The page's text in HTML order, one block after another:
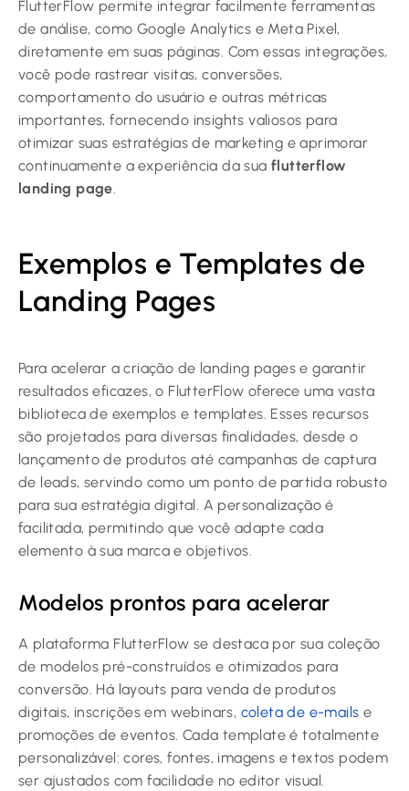
FlutterFlow permite integrar facilmente ferramentas
de análise, como Google Analytics e Meta Pixel,
diretamente em suas páginas. Com essas integrações,
você pode rastrear visitas, conversões,
comportamento do usuário e outras métricas
importantes, fornecendo insights valiosos para
otimizar suas estratégias de marketing e aprimorar
continuamente a experiência da sua flutterflow
landing page.
Exemplos e Templates de
Landing Pages
Para acelerar a criação de landing pages e garantir
resultados eficazes, o FlutterFlow oferece uma vasta
biblioteca de exemplos e templates. Esses recursos
são projetados para diversas finalidades, desde o
lançamento de produtos até campanhas de captura
de leads, servindo como um ponto de partida robusto
para sua estratégia digital. A personalização é
facilitada, permitindo que você adapte cada
elemento à sua marca e objetivos.
Modelos prontos para acelerar
A plataforma FlutterFlow se destaca por sua coleção
de modelos pré-construídos e otimizados para
conversão. Há layouts para venda de produtos
digitais, inscrições em webinars, coleta de e-mails e
promoções de eventos. Cada template é totalmente
personalizável: cores, fontes, imagens e textos podem
ser ajustados com facilidade no editor visual.